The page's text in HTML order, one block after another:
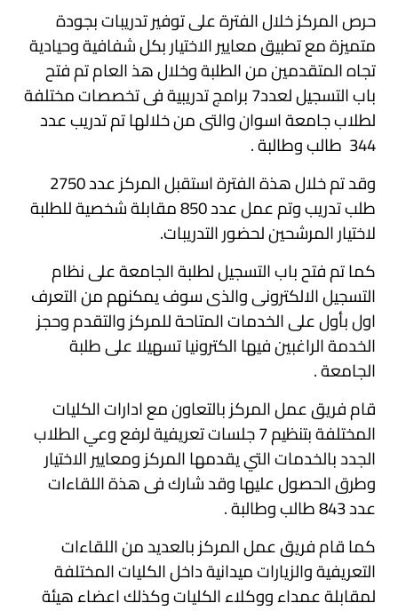
حرص المركز خلال الفترة على توفير تدريبات بجودة
متميزة مع تطبيق معايير الاختيار بكل شفافية وحيادية
تجاه المتقدمين من الطلبة وخلال هذ العام تم فتح
باب التسجيل لعدد7 برامج تدريبية فى تخصصات مختلفة
لطلاب جامعة اسوان والتى من خلالها تم تدريب عدد
344 طالب وطالبة .
وقد تم خلال هذة الفترة استقبل المركز عدد 2750
طلب تدريب وتم عمل عدد 850 مقابلة شخصية للطلبة
لاختيار المرشحين لحضور التدريبات.
كما تم فتح باب التسجيل لطلبة الجامعة على نظام
التسجيل الالكترونى والذى سوف يمكنهم من التعرف
اول بأول على الخدمات المتاحة للمركز والتقدم وحجز
الخدمة الراغبين فيها الكترونيا تسهيلا على طلبة
الجامعة .
قام فريق عمل المركز بالتعاون مع ادارات الكليات
المختلفة بتنظيم 7 جلسات تعريفية لرفع وعي الطلاب
الجدد بالخدمات التي يقدمها المركز ومعايير الاختيار
وطرق الحصول عليها وقد شارك فى هذة اللقاءات
عدد 843 طالب وطالبة .
كما قام فريق عمل المركز بالعديد من اللقاءات
التعريفية والزيارات ميدانية داخل الكليات المختلفة
لمقابلة عمداء ووكلاء الكليات وكذلك اعضاء هيئة